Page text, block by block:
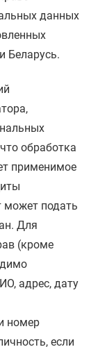
данных
Беларусь.
обработка
применимое
может подать
Для
(кроме
адрес, дату
номер
если